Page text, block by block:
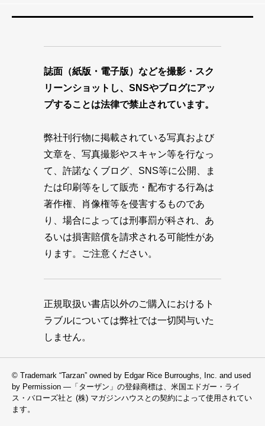
誌面（紙版・電子版）などを撮影・スク
リーンショットし、SNSやブログにアッ
プすることは法律で禁止されています。
弊社刊行物に掲載されている写真および
文章を、写真撮影やスキャン等を行なっ
て、許諾なくブログ、SNS等に公開、ま
たは印刷等をして販売・配布する行為は
著作権、肖像権等を侵害するものであ
り、場合によっては刑事罰が科され、あ
るいは損害賠償を請求される可能性があ
ります。ご注意ください。
正規取扱い書店以外のご購入におけるト
ラブルについては弊社では一切関与いた
しません。
© Trademark “Tarzan” owned by Edgar Rice Burroughs, Inc. and used
by Permission —「ターザン」の登録商標は、米国エドガー・ライ
ス・バローズ社と (株) マガジンハウスとの契約によって使用されてい
ます。